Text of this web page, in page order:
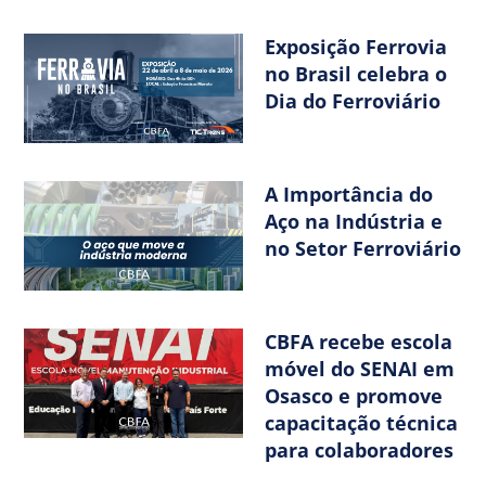
Exposição Ferrovia
no Brasil celebra o
Dia do Ferroviário
A Importância do
Aço na Indústria e
no Setor Ferroviário
CBFA recebe escola
móvel do SENAI em
Osasco e promove
capacitação técnica
para colaboradores